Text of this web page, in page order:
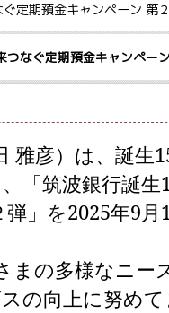
定期預金キャンペーン 第
つなぐ定期預金キャンペー
彦）は、誕生
「筑波銀行誕
」を2025年9
まの多様なニー
の向上に努め